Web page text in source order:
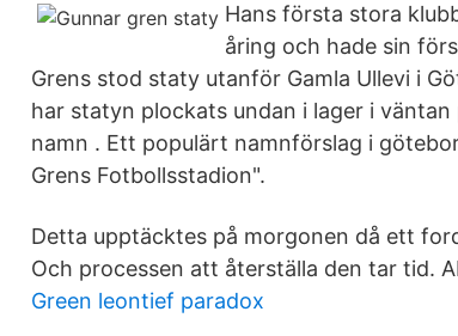
Hans första stora
åring och hade sin
Grens stod staty utanför Gamla Ullevi i
har statyn plockats undan i lager i
namn . Ett populärt namnförslag i
Grens Fotbollsstadion".
Detta upptäcktes på morgonen då ett
Och processen att återställa den tar tid.
Green leontief paradox